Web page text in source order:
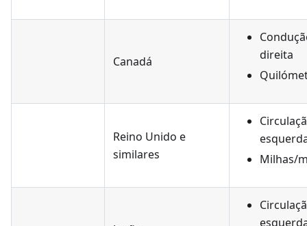
Canadá
direita
Reino Unido e
similares
Milhas/